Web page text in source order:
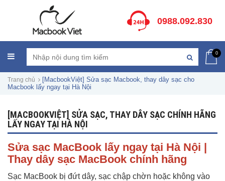
0988.092.830
0
Trang chủ
[MacbookViệt] Sửa sạc Macbook, thay dây sạc cho
Macbook lấy ngay tại Hà Nội
[MACBOOKVIỆT] SỬA SẠC, THAY DÂY SẠC CHÍNH HÃNG
LẤY NGAY TẠI HÀ NỘI
Sửa sạc MacBook lấy ngay tại Hà Nội |
Thay dây sạc MacBook chính hãng
Sạc MacBook bị đứt dây, sạc chập chờn hoặc không vào